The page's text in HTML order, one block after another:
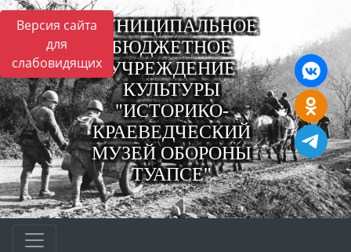
Версия сайта
для
слабовидящих
МУНИЦИПАЛЬНОЕ
БЮДЖЕТНОЕ
УЧРЕЖДЕНИЕ
КУЛЬТУРЫ
"ИСТОРИКО-
КРАЕВЕДЧЕСКИЙ
МУЗЕЙ ОБОРОНЫ
ТУАПСЕ"